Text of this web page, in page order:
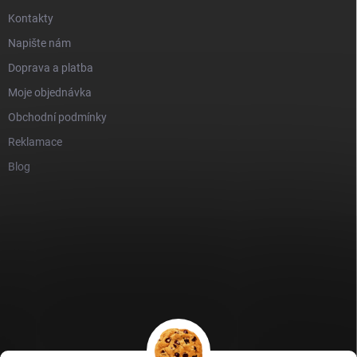
Kontakty
Napište nám
Doprava a platba
Moje objednávka
Obchodní podmínky
Reklamace
Blog